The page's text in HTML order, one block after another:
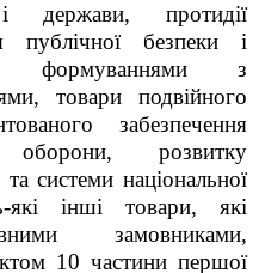
і держави, протидії
публічної безпеки і
формуваннями з
товари подвійного
забезпечення
розвитку
системи національної
які інші товари, які
замовниками,
10 частини першої